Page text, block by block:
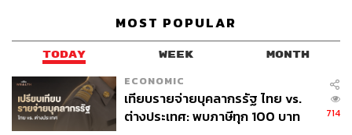
ก่อนเลย แต่ถ้าจะต้องไปปะทะกับเขา ริต้าก็มีวิธีของเราที่มัน
มีคนถามริต้าว่ามารายการ
อร์คนไหนที่สุด ริต้าบอกว่าไม่กลัวใครเลย และริต้าอยากอยู่
กับใครที่สุด ริต้าบอกว่าใครก็ได้ ถ้าจะกลัวที่สุดก็คือกลัวตัว
เอง สุดท้ายแล้วตัวเราเอง ปากของเราเอง การกระทำของตัว
MOST POPULAR
TODAY WEEK MONTH
ECONOMIC
เทียบรายจ่ายบุคลากรรัฐ ไทย vs.
ต่างประเทศ: พบภาษีทุก 100 บาท
714